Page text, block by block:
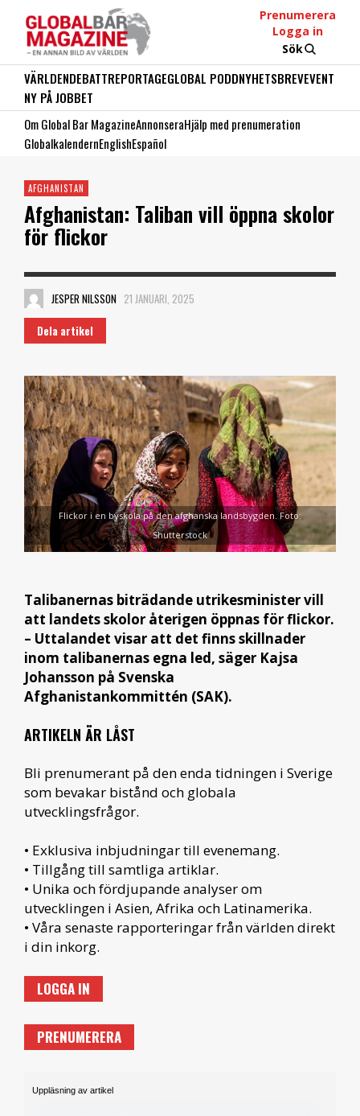
Prenumerera
Logga in
Sök
VÄRLDENDEBATTREPORTAGEGLOBAL PODDNYHETSBREVEVENT
NY PÅ JOBBET
Om Global Bar MagazineAnnonseraHjälp med prenumeration
GlobalkalendernEnglishEspañol
AFGHANISTAN
Afghanistan: Taliban vill öppna skolor
för flickor
JESPER NILSSON 21 JANUARI, 2025
Dela artikel
Flickor i en byskola på den afghanska landsbygden. Foto:
Shutterstock
Talibanernas biträdande utrikesminister vill
att landets skolor återigen öppnas för flickor.
– Uttalandet visar att det finns skillnader
inom talibanernas egna led, säger Kajsa
Johansson på Svenska
Afghanistankommittén (SAK).
ARTIKELN ÄR LÅST
Bli prenumerant på den enda tidningen i Sverige
som bevakar bistånd och globala
utvecklingsfrågor.
• Exklusiva inbjudningar till evenemang.
• Tillgång till samtliga artiklar.
• Unika och fördjupande analyser om
utvecklingen i Asien, Afrika och Latinamerika.
• Våra senaste rapporteringar från världen direkt
i din inkorg.
LOGGA IN
PRENUMERERA
Uppläsning av artikel